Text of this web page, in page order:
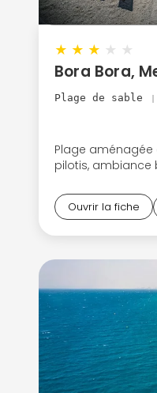
★ ★ ★ ★ ★
Bora Bora,
Plage de sable
Plage
pilotis, ambiance
Ouvrir la fiche